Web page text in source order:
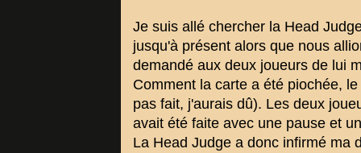
Je suis allé chercher la Head
jusqu'à présent alors que nous
demandé aux deux joueurs de lui
Comment la carte a été piochée,
pas fait, j'aurais dû). Les deux
avait été faite avec une pause et
La Head Judge a donc infirmé ma